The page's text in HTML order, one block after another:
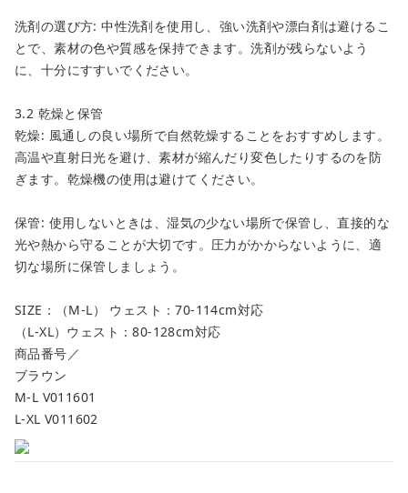
洗剤の選び方: 中性洗剤を使用し、強い洗剤や漂白剤は避けるこ
とで、素材の色や質感を保持できます。洗剤が残らないよう
に、十分にすすいでください。
3.2 乾燥と保管
乾燥: 風通しの良い場所で自然乾燥することをおすすめします。
高温や直射日光を避け、素材が縮んだり変色したりするのを防
ぎます。乾燥機の使用は避けてください。
保管: 使用しないときは、湿気の少ない場所で保管し、直接的な
光や熱から守ることが大切です。圧力がかからないように、適
切な場所に保管しましょう。
SIZE：（M-L） ウェスト：70-114cm対応
（L-XL）ウェスト：80-128cm対応
商品番号／
ブラウン
M-L V011601
L-XL V011602